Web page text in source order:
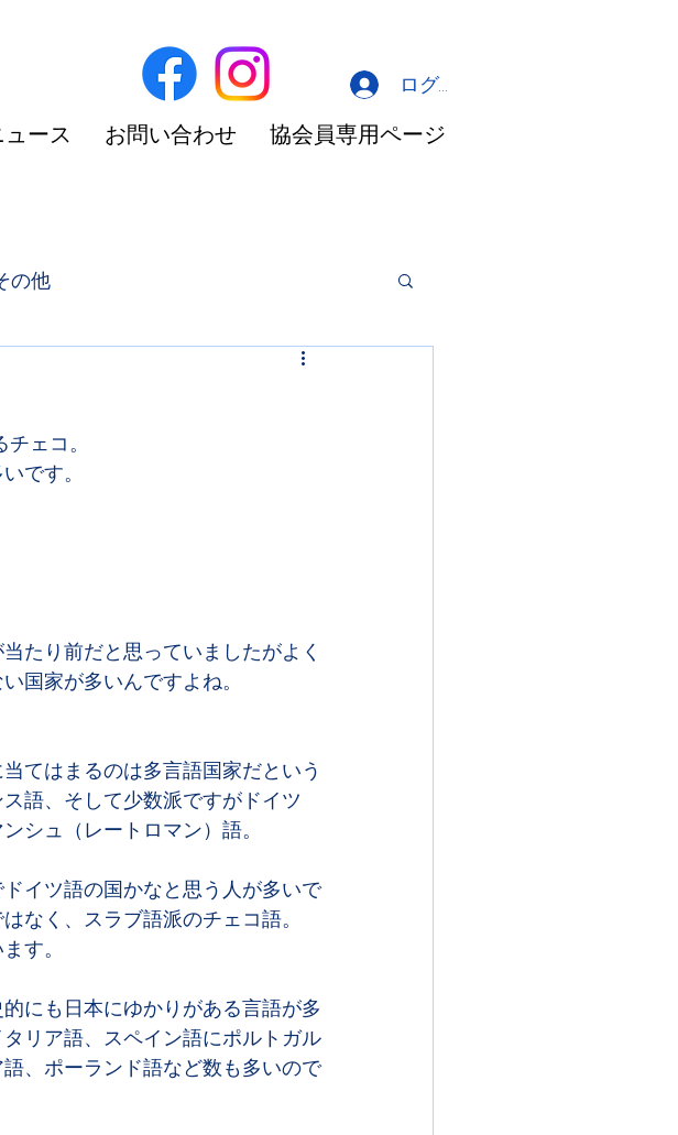
ース お問い合わせ 協会員専用ページ
ログイン
の他
ェコ。
です。
たり前だと思っていましたがよく
国家が多いんですよね。
てはまるのは多言語国家だという
語、そして少数派ですがドイツ
シュ（レートロマン）語。
イツ語の国かなと思う人が多いで
なく、スラブ語派のチェコ語。
す。
にも日本にゆかりがある言語が多
リア語、スペイン語にポルトガル
、ポーランド語など数も多いので